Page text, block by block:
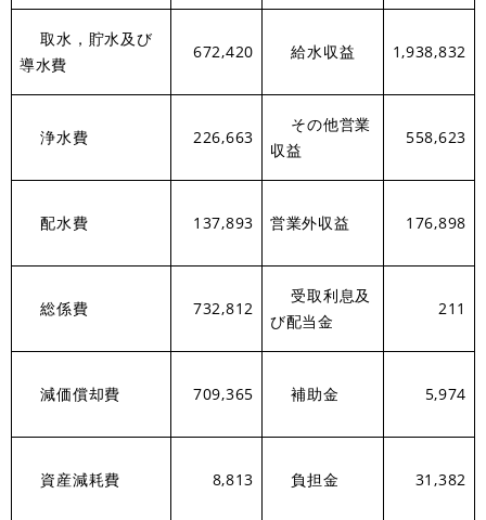
取水，貯水及び
導水費
672,420 給水収益 1,938,832
浄水費 226,663
その他営業
収益
558,623
配水費 137,893 営業外収益 176,898
総係費 732,812
受取利息及
び配当金
211
減価償却費 709,365 補助金 5,974
資産減耗費 8,813 負担金 31,382